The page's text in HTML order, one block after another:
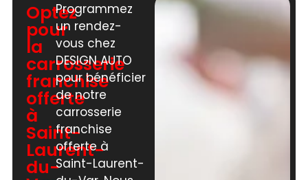
Optez
pour
la
carrosserie
franchise
offerte
à
Saint-
Laurent-
du-
Programmez
un rendez-
vous chez
DESIGN AUTO
pour bénéficier
de notre
carrosserie
franchise
offerte à
Saint-Laurent-